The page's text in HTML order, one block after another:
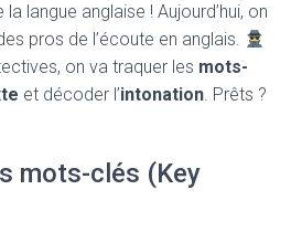
langue anglaise ! Aujourd’hui, on
pros de l’écoute en anglais.
on va traquer les mots-
et décoder l’intonation. Prêts ?
mots-clés (Key